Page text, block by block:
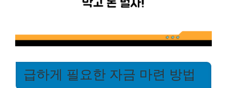
급하게 필요한 자금 마련 방법